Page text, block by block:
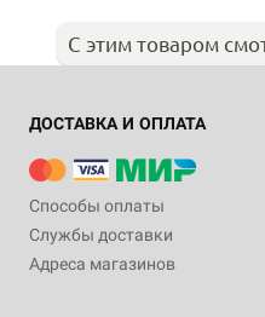
С этим товаром
ДОСТАВКА И ОПЛАТА
Способы оплаты
Службы доставки
Адреса магазинов